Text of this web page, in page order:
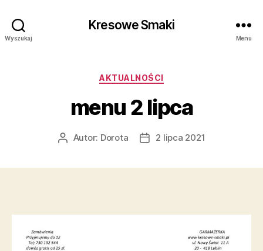
Wyszukaj
Kresowe Smaki
Menu
Kategorie
AKTUALNOŚCI
menu 2 lipca
AutorAutor: Dorota
Data2 lipca 2021